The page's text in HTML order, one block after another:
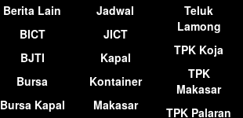
Berita Lain
BICT
BJTI
Bursa
Bursa Kapal
Jadwal
JICT
Kapal
Kontainer
Makasar
Teluk
Lamong
TPK Koja
TPK
Makasar
TPK Palaran